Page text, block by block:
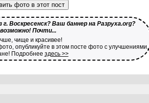
фото в этот пост
Воскресенск? Ваш баннер на Разруха.org?
Почти...
чище и красивее!
опубликуйте в этом посте фото с улучшениями,
Подробнее здесь >>